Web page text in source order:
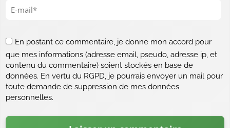
En postant ce commentaire, je donne mon accord pour
que mes informations (adresse email, pseudo, adresse ip, et
contenu du commentaire) soient stockés en base de
données. En vertu du RGPD, je pourrais envoyer un mail pour
toute demande de suppression de mes données
personnelles.